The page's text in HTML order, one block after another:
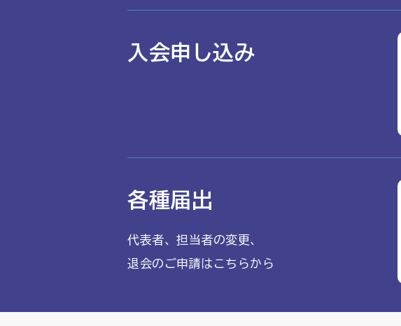
入会申し込み
各種届出
代表者、担当者の変更、
退会のご申請はこちらから